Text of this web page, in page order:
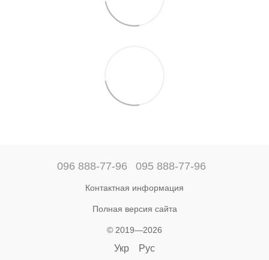
096 888-77-96 095 888-77-96
Контактная информация
Полная версия сайта
© 2019—2026
Укр Рус